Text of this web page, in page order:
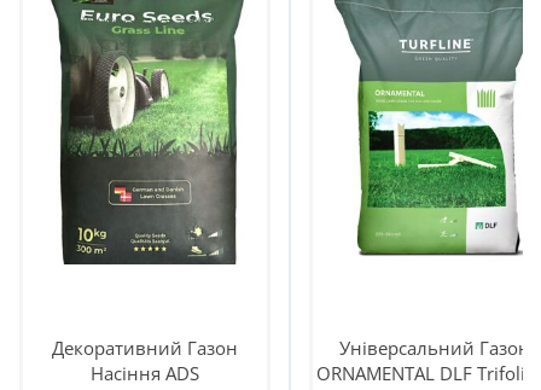
Декоративний Газон
Насіння ADS
Універсальний Газон
ORNAMENTAL DLF